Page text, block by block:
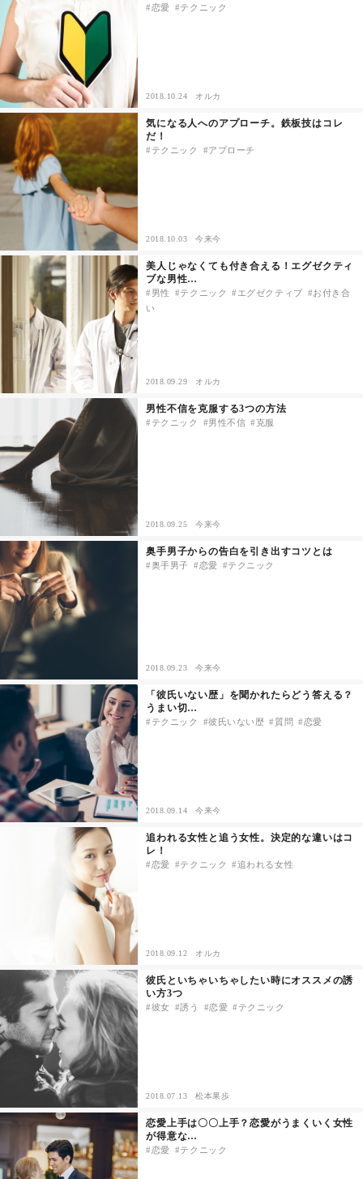
恋愛 テクニック
2018.10.24 オルカ
気になる人へのアプローチ。鉄板技はコレ
だ！
テクニック アプローチ
2018.10.03 今来今
美人じゃなくても付き合える！エグゼクティ
ブな男性…
男性 テクニック エグゼクティブ
お付き合
い
2018.09.29 オルカ
男性不信を克服する3つの方法
テクニック 男性不信 克服
2018.09.25 今来今
奥手男子からの告白を引き出すコツとは
奥手男子 恋愛 テクニック
2018.09.23 今来今
「彼氏いない歴」を聞かれたらどう答える？
うまい切…
テクニック 彼氏いない歴 質問 恋愛
2018.09.14 今来今
追われる女性と追う女性。決定的な違いはコ
レ！
恋愛 テクニック 追われる女性
2018.09.12 オルカ
彼氏といちゃいちゃしたい時にオススメの誘
い方3つ
彼女 誘う 恋愛 テクニック
2018.07.13 松本果歩
恋愛上手は〇〇上手？恋愛がうまくいく女性
が得意な…
恋愛 テクニック